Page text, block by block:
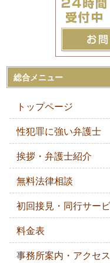
総合メニュー
トップページ
性犯罪に強い弁護士
挨拶・弁護士紹介
無料法律相談
初回接見・同行サー
料金表
事務所案内・アクセス